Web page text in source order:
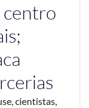
centro
cientistas,